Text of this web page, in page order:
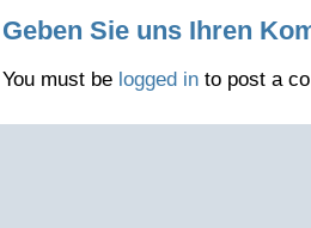
Geben Sie uns Ihren
You must be logged in to post a